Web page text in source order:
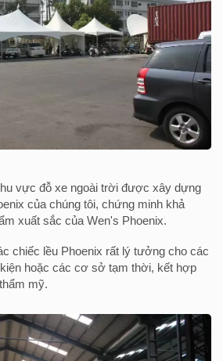
vực đỗ xe ngoài trời được xây dựng
của chúng tôi, chứng minh khả
xuất sắc của Wen's Phoenix.
chiếc lều Phoenix rất lý tưởng cho các
hoặc các cơ sở tạm thời, kết hợp
mỹ.